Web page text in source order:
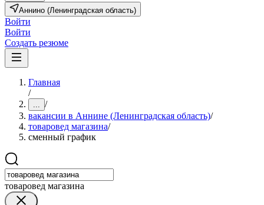
Аннино (Ленинградская область)
Войти
Войти
Создать резюме
Главная
/
... /
вакансии в Аннине (Ленинградская область)/
товаровед магазина/
сменный график
товаровед магазина